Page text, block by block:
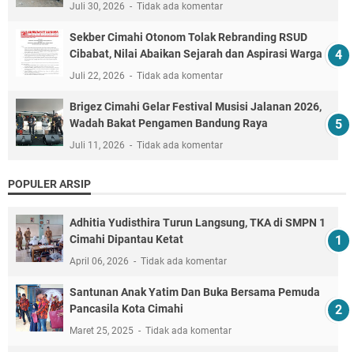
Juli 30, 2026 Tidak ada komentar
Sekber Cimahi Otonom Tolak Rebranding RSUD
Cibabat, Nilai Abaikan Sejarah dan Aspirasi Warga
Juli 22, 2026 Tidak ada komentar
Brigez Cimahi Gelar Festival Musisi Jalanan 2026,
Wadah Bakat Pengamen Bandung Raya
Juli 11, 2026 Tidak ada komentar
POPULER ARSIP
Adhitia Yudisthira Turun Langsung, TKA di SMPN 1
Cimahi Dipantau Ketat
April 06, 2026 Tidak ada komentar
Santunan Anak Yatim Dan Buka Bersama Pemuda
Pancasila Kota Cimahi
Maret 25, 2025 Tidak ada komentar